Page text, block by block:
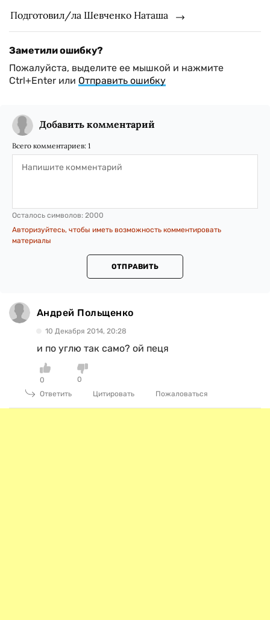
Подготовил/ла Шевченко Наташа
Заметили ошибку?
Пожалуйста, выделите ее мышкой и нажмите
Ctrl+Enter или Отправить ошибку
Добавить комментарий
Всего комментариев: 1
Осталось символов: 2000
Авторизуйтесь, чтобы иметь возможность комментировать
материалы
ОТПРАВИТЬ
Андрей Польщенко
10 Декабря 2014, 20:28
и по углю так само? ой пеця
0
0
Ответить
Цитировать Пожаловаться